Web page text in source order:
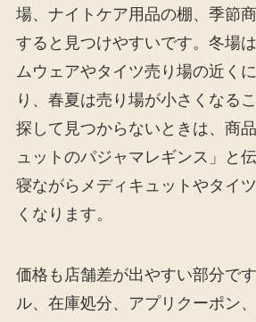
場、ナイトケア用品の棚、季節
すると見つけやすいです。冬場
ムウェアやタイツ売り場の近く
り、春夏は売り場が小さくなる
探して見つからないときは、商
ュットのパジャマレギンス」と
寝ながらメディキュットやタイ
くなります。
価格も店舗差が出やすい部分で
ル、在庫処分、アプリクーポン